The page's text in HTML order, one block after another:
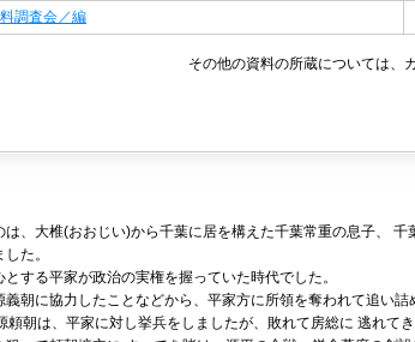
調査会／編
その他の資料の所蔵については、
、大椎(おおじい)から千葉に居を構えた千葉常重の息子、 千
た。
する平家が政治の実権を握っていた時代でした。
朝に協力したことなどから、平家方に所領を奪われて追い詰
朝は、平家に対し挙兵をしましたが、敗れて房総に 逃れて